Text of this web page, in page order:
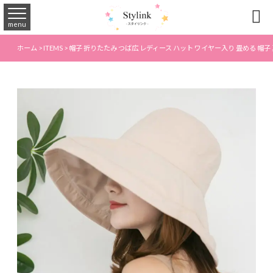
menu 
ホーム >ITEMS >帽子 折りたたみ つば広 レディース ハット ワイヤー入り 畳める 帽